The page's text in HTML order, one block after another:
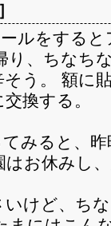
］
ルをする
り、ちなち
う。 額に
換する。
みると、
はお休みし
けど、ち